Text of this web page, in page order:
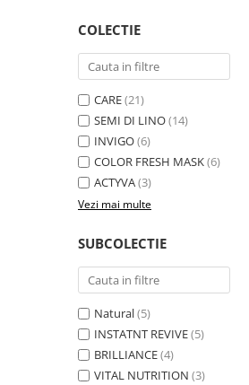
COLECTIE
CARE(21)
SEMI DI LINO(14)
INVIGO(6)
COLOR FRESH MASK(6)
ACTYVA(3)
Vezi mai multe
SUBCOLECTIE
Natural(5)
INSTATNT REVIVE(5)
BRILLIANCE(4)
VITAL NUTRITION (3)